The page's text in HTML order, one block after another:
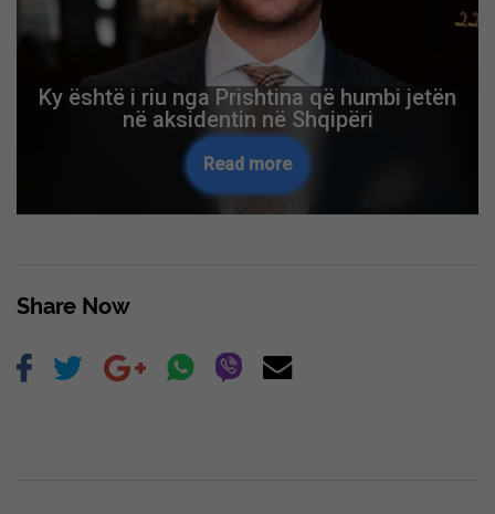
Ky është i riu nga Prishtina që humbi jetën
në aksidentin në Shqipëri
Read more
Share Now